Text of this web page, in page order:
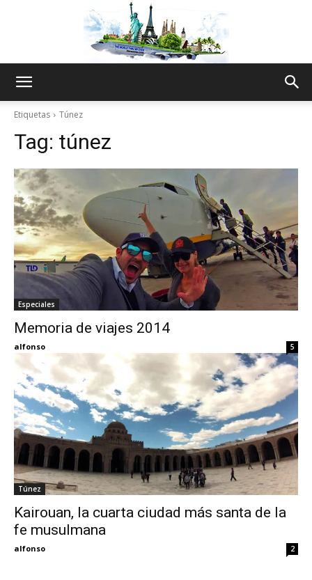
Thru
My
Etiquetas Túnez
Tag: túnez
Especiales
Memoria de viajes 2014
alfonso 5
Túnez
Kairouan, la cuarta ciudad más santa de la
fe musulmana
alfonso 2